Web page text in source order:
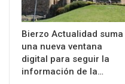
Bierzo Actualidad suma
una nueva ventana
digital para seguir la
información de la…